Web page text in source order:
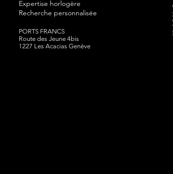
Expertise horlogère
Recherche personnalisée
PORTS FRANCS
Route des Jeune 4bis
1227 Les Acacias Genève